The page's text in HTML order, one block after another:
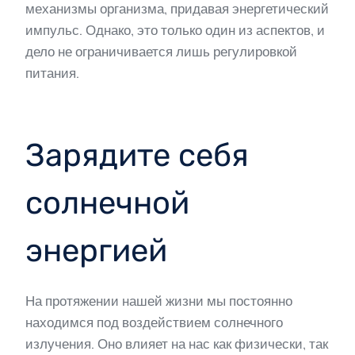
механизмы организма, придавая энергетический
импульс. Однако, это только один из аспектов, и
дело не ограничивается лишь регулировкой
питания.
Зарядите себя
солнечной
энергией
На протяжении нашей жизни мы постоянно
находимся под воздействием солнечного
излучения. Оно влияет на нас как физически, так